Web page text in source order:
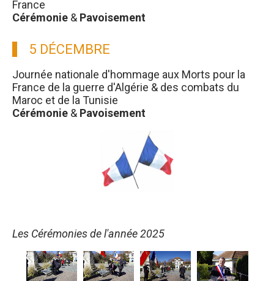
France
Cérémonie & Pavoisement
5 DÉCEMBRE
Journée nationale d'hommage aux Morts pour la
France de la guerre d'Algérie & des combats du
Maroc et de la Tunisie
Cérémonie & Pavoisement
Les Cérémonies de l'année 2025